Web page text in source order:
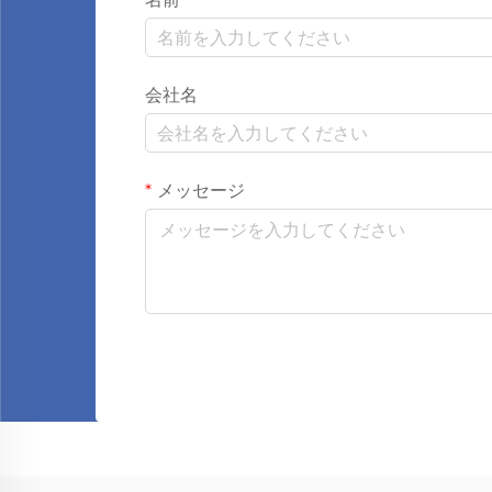
会社名
メッセージ